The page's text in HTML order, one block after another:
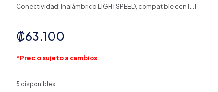
Conectividad: Inalámbrico LIGHTSPEED, compatible con […]
₡63.100
*Precio sujeto a cambios
5 disponibles